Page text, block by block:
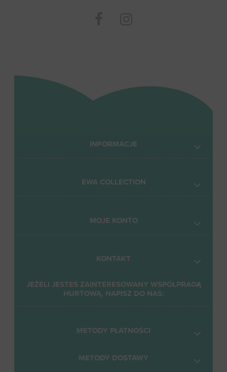
INFORMACJE
EWA COLLECTION
MOJE KONTO
KONTAKT
JEŻELI JESTEŚ ZAINTERESOWANY WSPÓŁPRACĄ
HURTOWĄ, NAPISZ DO NAS:
METODY PŁATNOŚCI
METODY DOSTAWY